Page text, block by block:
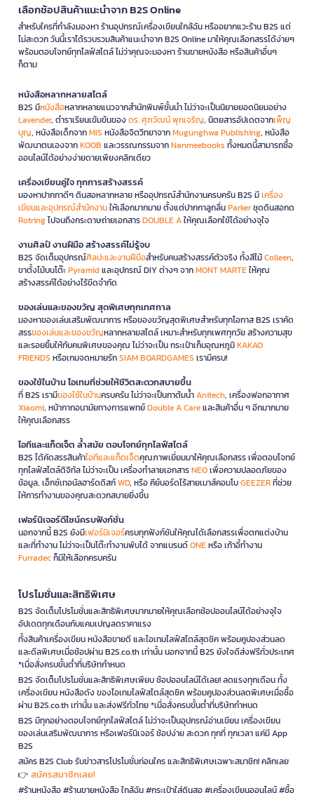
เลือกช้อปสินค้าแนะนำจาก B2S Online
สำหรับใครที่กำลังมองหา ร้านอุปกรณ์เครื่องเขียนใกล้ฉัน หรืออยากแวะร้าน B2S แต่
ไม่สะดวก วันนี้เราได้รวบรวมสินค้าแนะนำจาก B2S Online มาให้คุณเลือกสรรได้ง่ายๆ
พร้อมตอบโจทย์ทุกไลฟ์สไตล์ ไม่ว่าคุณจะมองหา ร้านขายหนังสือ หรือสินค้าอื่นๆ
ก็ตาม
หนังสือหลากหลายสไตล์
B2S มีหนังสือหลากหลายแนวจากสำนักพิมพ์ชั้นนำ ไม่ว่าจะเป็นนิยายยอดนิยมอย่าง
Lavender, ตำราเรียนเข้มข้นของดร. ศุภวัฒน์ พุกเจริญ, นิตยสารอัปเดตจากเพ็ญ
บุญ, หนังสือเด็กจากMIS หนังสือจิตวิทยาจากMugunghwa Publishing, หนังสือ
พัฒนาตนเองจากKOOB และวรรณกรรมจากNanmeebooks ทั้งหมดนี้สามารถซื้อ
ออนไลน์ได้อย่างง่ายดายเพียงคลิกเดียว
เครื่องเขียนคู่ใจ ทุกการสร้างสรรค์
มองหาปากกาดีๆ ดินสอหลากหลาย หรืออุปกรณ์สำนักงานครบครัน B2S มีเครื่อง
เขียนและอุปกรณ์สำนักงานให้เลือกมากมาย ตั้งแต่ปากกาลูกลื่นParkerชุดดินสอกด
Rotringไปจนถึงกระดาษถ่ายเอกสารDOUBLE Aให้คุณเลือกใช้ได้อย่างจุใจ
งานศิลป์ งานฝีมือ สร้างสรรค์ไม่รู้จบ
B2S จัดเต็มอุปกรณ์ศิลปะและงานฝีมือสำหรับคนสร้างสรรค์ตัวจริง ทั้งสีไม้Colleen,
ขาตั้งไม้บนโต๊ะPyramidและอุปกรณ์ DIY ต่างๆ จากMONT MARTEให้คุณ
สร้างสรรค์ได้อย่างไร้ขีดจำกัด
ของเล่นและของขวัญ สุดพิเศษทุกเทศกาล
มองหาของเล่นเสริมพัฒนาการ หรือของขวัญสุดพิเศษสำหรับทุกโอกาส B2S เราคัด
สรรของเล่นและของขวัญหลากหลายสไตล์ เหมาะสำหรับทุกเพศทุกวัย สร้างความสุข
และรอยยิ้มให้กับคนพิเศษของคุณ ไม่ว่าจะเป็น กระเป๋าเก็บอุณหภูมิKAKAO
FRIENDS หรือเกมจดหมายรักSIAM BOARDGAMES เรามีครบ!
ของใช้ในบ้าน ไอเทมที่ช่วยให้ชีวิตสะดวกสบายขึ้น
ที่ B2S เรามีของใช้ในบ้านครบครัน ไม่ว่าจะเป็นกาต้มน้ำAnitech, เครื่องฟอกอากาศ
Xiaomi, หน้ากากอนามัยทางการแพทย์Double A Careและสินค้าอื่น ๆ อีกมากมาย
ให้คุณเลือกสรร
ไอทีและแก็ดเจ็ต ล้ำสมัย ตอบโจทย์ทุกไลฟ์สไตล์
B2S ได้คัดสรรสินค้าไอทีและแก็ดเจ็ตคุณภาพเยี่ยมมาให้คุณเลือกสรร เพื่อตอบโจทย์
ทุกไลฟ์สไตล์ดิจิทัล ไม่ว่าจะเป็น เครื่องทำลายเอกสารNEOเพื่อความปลอดภัยของ
ข้อมูล, เอ็กซ์เทอนัลฮาร์ดดิสก์WD, หรือ คีย์บอร์ดไร้สายเมาส์คอมโบGEEZERที่ช่วย
ให้การทำงานของคุณสะดวกสบายยิ่งขึ้น
เฟอร์นิเจอร์ดีไซน์ครบฟังก์ชั่น
นอกจากนี้ B2S ยังมีเฟอร์นิเจอร์ครบทุกฟังก์ชันให้คุณได้เลือกสรรเพื่อตกแต่งบ้าน
และที่ทำงาน ไม่ว่าจะเป็นโต๊ะทำงานพับได้ จากแบรนด์ONEหรือ เก้าอี้ทำงาน
Furradecก็มีให้เลือกครบครัน
โปรโมชั่นและสิทธิพิเศษ
B2S จัดเต็มโปรโมชั่นและสิทธิพิเศษมากมายให้คุณเลือกช้อปออนไลน์ได้อย่างจุใจ
อัปเดตทุกเดือนกับแคมเปญลดราคาแรง
ทั้งสินค้าเครื่องเขียน หนังสือขายดี และไอเทมไลฟ์สไตล์สุดชิค พร้อมคูปองส่วนลด
และดีลพิเศษเมื่อช้อปผ่าน B2S.co.th เท่านั้น นอกจากนี้ B2S ยังใจดีส่งฟรีทั่วประเทศ
*เมื่อสั่งครบขั้นต่ำที่บริษัทกำหนด
B2S จัดเต็มโปรโมชั่นและสิทธิพิเศษเพียบ ช้อปออนไลน์ได้เลย! ลดแรงทุกเดือน ทั้ง
เครื่องเขียน หนังสือดัง ของไอเทมไลฟ์สไตล์สุดชิค พร้อมคูปองส่วนลดพิเศษเมื่อซื้อ
ผ่าน B2S.co.th เท่านั้น และส่งฟรีทั่วไทย *เมื่อสั่งครบขั้นต่ำที่บริษัทกำหนด
B2S มีทุกอย่างตอบโจทย์ทุกไลฟ์สไตล์ ไม่ว่าจะเป็นอุปกรณ์อ่านเขียน เครื่องเขียน
ของเล่นเสริมพัฒนาการ หรือเฟอร์นิเจอร์ ช้อปง่าย สะดวก ทุกที่ ทุกเวลา แค่มี App
B2S
สมัคร B2S Club รับข่าวสารโปรโมชั่นก่อนใคร และสิทธิพิเศษเฉพาะสมาชิก! คลิกเลย
👉 สมัครสมาชิกเลย!
#ร้านหนังสือ #ร้านขายหนังสือ ใกล้ฉัน #กระเป๋าใส่ดินสอ #เครื่องเขียนออนไลน์ #ซื้อ